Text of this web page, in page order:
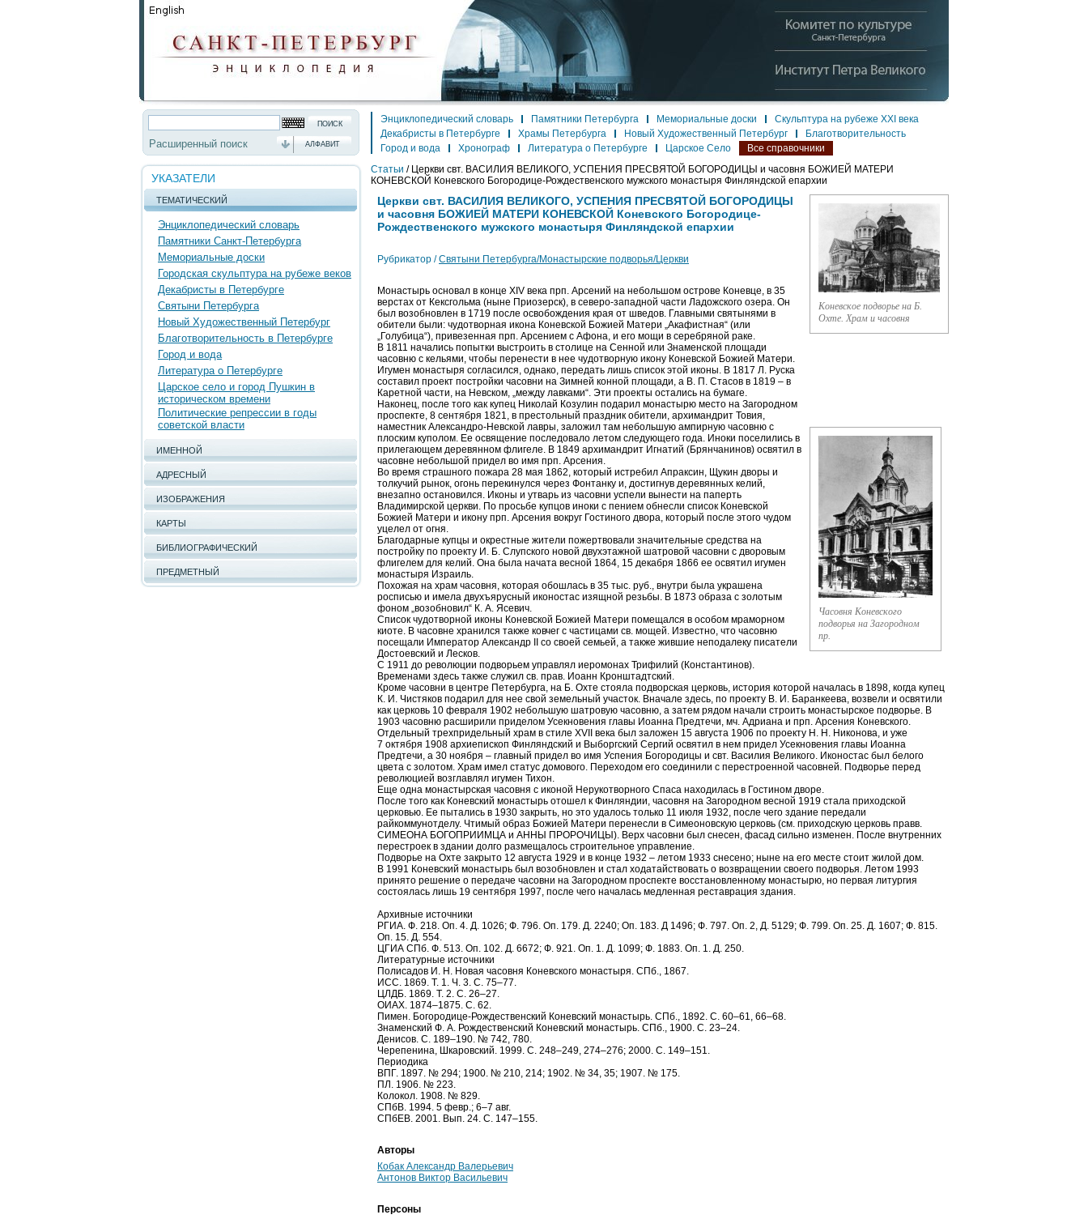
Расширенный поиск АЛФАВИТ
УКАЗАТЕЛИ
ТЕМАТИЧЕСКИЙ
Энциклопедический словарь
Памятники Санкт-Петербурга
Мемориальные доски
Городская скульптура на рубеже веков
Декабристы в Петербурге
Святыни Петербурга
Новый Художественный Петербург
Благотворительность в Петербурге
Город и вода
Литература о Петербурге
Царское село и город Пушкин в
историческом времени
Политические репрессии в годы
советской власти
ИМЕННОЙ
АДРЕСНЫЙ
ИЗОБРАЖЕНИЯ
КАРТЫ
БИБЛИОГРАФИЧЕСКИЙ
ПРЕДМЕТНЫЙ
Энциклопедический словарь Памятники Петербурга Мемориальные доски
Скульптура на рубеже XXI века
Декабристы в Петербурге
Храмы Петербурга Новый Художественный Петербург
Благотворительность
Город и вода
Хронограф Литература о Петербурге Царское Село
Все справочники
Статьи / Церкви свт. ВАСИЛИЯ ВЕЛИКОГО, УСПЕНИЯ ПРЕСВЯТОЙ БОГОРОДИЦЫ и часовня БОЖИЕЙ МАТЕРИ
КОНЕВСКОЙ Коневского Богородице-Рождественского мужского монастыря Финляндской епархии
Коневское подворье на Б.
Охте. Храм и часовня
Часовня Коневского
подворья на Загородном
пр.
Церкви свт. ВАСИЛИЯ ВЕЛИКОГО, УСПЕНИЯ ПРЕСВЯТОЙ БОГОРОДИЦЫ
и часовня БОЖИЕЙ МАТЕРИ КОНЕВСКОЙ Коневского Богородице-
Рождественского мужского монастыря Финляндской епархии
Рубрикатор / Святыни Петербурга/Монастырские подворья/Церкви
Монастырь основал в конце XIV века прп. Арсений на небольшом острове Коневце, в 35
верстах от Кексгольма (ныне Приозерск), в северо-западной части Ладожского озера. Он
был возобновлен в 1719 после освобождения края от шведов. Главными святынями в
обители были: чудотворная икона Коневской Божией Матери „Акафистная“ (или
„Голубица“), привезенная прп. Арсением с Афона, и его мощи в серебряной раке.
В 1811 начались попытки выстроить в столице на Сенной или Знаменской площади
часовню с кельями, чтобы перенести в нее чудотворную икону Коневской Божией Матери.
Игумен монастыря согласился, однако, передать лишь список этой иконы. В 1817 Л. Руска
составил проект постройки часовни на Зимней конной площади, а В. П. Стасов в 1819 – в
Каретной части, на Невском, „между лавками“. Эти проекты остались на бумаге.
Наконец, после того как купец Николай Козулин подарил монастырю место на Загородном
проспекте, 8 сентября 1821, в престольный праздник обители, архимандрит Товия,
наместник Александро-Невской лавры, заложил там небольшую ампирную часовню с
плоским куполом. Ее освящение последовало летом следующего года. Иноки поселились в
прилегающем деревянном флигеле. В 1849 архимандрит Игнатий (Брянчанинов) освятил в
часовне небольшой придел во имя прп. Арсения.
Во время страшного пожара 28 мая 1862, который истребил Апраксин, Щукин дворы и
толкучий рынок, огонь перекинулся через Фонтанку и, достигнув деревянных келий,
внезапно остановился. Иконы и утварь из часовни успели вынести на паперть
Владимирской церкви. По просьбе купцов иноки с пением обнесли список Коневской
Божией Матери и икону прп. Арсения вокруг Гостиного двора, который после этого чудом
уцелел от огня.
Благодарные купцы и окрестные жители пожертвовали значительные средства на
постройку по проекту И. Б. Слупского новой двухэтажной шатровой часовни с дворовым
флигелем для келий. Она была начата весной 1864, 15 декабря 1866 ее освятил игумен
монастыря Израиль.
Похожая на храм часовня, которая обошлась в 35 тыс. руб., внутри была украшена
росписью и имела двухъярусный иконостас изящной резьбы. В 1873 образа с золотым
фоном „возобновил“ К. А. Ясевич.
Список чудотворной иконы Коневской Божией Матери помещался в особом мраморном
киоте. В часовне хранился также ковчег с частицами св. мощей. Известно, что часовню
посещали Император Александр II со своей семьей, а также жившие неподалеку писатели
Достоевский и Лесков.
С 1911 до революции подворьем управлял иеромонах Трифилий (Константинов).
Временами здесь также служил св. прав. Иоанн Кронштадтский.
Кроме часовни в центре Петербурга, на Б. Охте стояла подворская церковь, история которой началась в 1898, когда купец
К. И. Чистяков подарил для нее свой земельный участок. Вначале здесь, по проекту В. И. Баранкеева, возвели и освятили
как церковь 10 февраля 1902 небольшую шатровую часовню, а затем рядом начали строить монастырское подворье. В
1903 часовню расширили приделом Усекновения главы Иоанна Предтечи, мч. Адриана и прп. Арсения Коневского.
Отдельный трехпридельный храм в стиле XVII века был заложен 15 августа 1906 по проекту Н. Н. Никонова, и уже
7 октября 1908 архиепископ Финляндский и Выборгский Сергий освятил в нем придел Усекновения главы Иоанна
Предтечи, а 30 ноября – главный придел во имя Успения Богородицы и свт. Василия Великого. Иконостас был белого
цвета с золотом. Храм имел статус домового. Переходом его соединили c перестроенной часовней. Подворье перед
революцией возглавлял игумен Тихон.
Еще одна монастырская часовня с иконой Нерукотворного Спаса находилась в Гостином дворе.
После того как Коневский монастырь отошел к Финляндии, часовня на Загородном весной 1919 стала приходской
церковью. Ее пытались в 1930 закрыть, но это удалось только 11 июля 1932, после чего здание передали
райкоммунотделу. Чтимый образ Божией Матери перенесли в Симеоновскую церковь (см. приходскую церковь правв.
СИМЕОНА БОГОПРИИМЦА и АННЫ ПРОРОЧИЦЫ). Верх часовни был снесен, фасад сильно изменен. После внутренних
перестроек в здании долго размещалось строительное управление.
Подворье на Охте закрыто 12 августа 1929 и в конце 1932 – летом 1933 снесено; ныне на его месте стоит жилой дом.
В 1991 Коневский монастырь был возобновлен и стал ходатайствовать о возвращении своего подворья. Летом 1993
принято решение о передаче часовни на Загородном проспекте восстановленному монастырю, но первая литургия
состоялась лишь 19 сентября 1997, после чего началась медленная реставрация здания.
Архивные источники
РГИА. Ф. 218. Оп. 4. Д. 1026; Ф. 796. Оп. 179. Д. 2240; Оп. 183. Д 1496; Ф. 797. Оп. 2, Д. 5129; Ф. 799. Оп. 25. Д. 1607; Ф. 815.
Оп. 15. Д. 554.
ЦГИА СПб. Ф. 513. Оп. 102. Д. 6672; Ф. 921. Оп. 1. Д. 1099; Ф. 1883. Оп. 1. Д. 250.
Литературные источники
Полисадов И. Н. Новая часовня Коневского монастыря. СПб., 1867.
ИСС. 1869. Т. 1. Ч. 3. С. 75–77.
ЦЛДБ. 1869. Т. 2. С. 26–27.
ОИАХ. 1874–1875. С. 62.
Пимен. Богородице-Рождественский Коневский монастырь. СПб., 1892. С. 60–61, 66–68.
Знаменский Ф. А. Рождественский Коневский монастырь. СПб., 1900. С. 23–24.
Денисов. С. 189–190. № 742, 780.
Черепенина, Шкаровский. 1999. С. 248–249, 274–276; 2000. С. 149–151.
Периодика
ВПГ. 1897. № 294; 1900. № 210, 214; 1902. № 34, 35; 1907. № 175.
ПЛ. 1906. № 223.
Колокол. 1908. № 829.
СПбВ. 1994. 5 февр.; 6–7 авг.
СПбЕВ. 2001. Вып. 24. С. 147–155.
Авторы
Кобак Александр Валерьевич
Антонов Виктор Васильевич
Персоны